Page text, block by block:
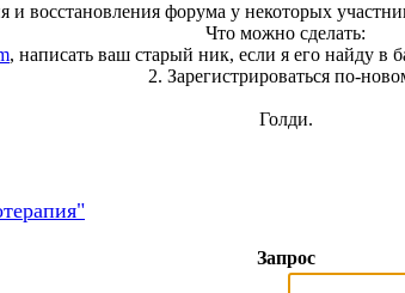
и восстановления форума у некоторых
Что можно сделать:
, написать ваш старый ник, если я его найду в
2. Зарегистрироваться по-
Голди.
Запрос